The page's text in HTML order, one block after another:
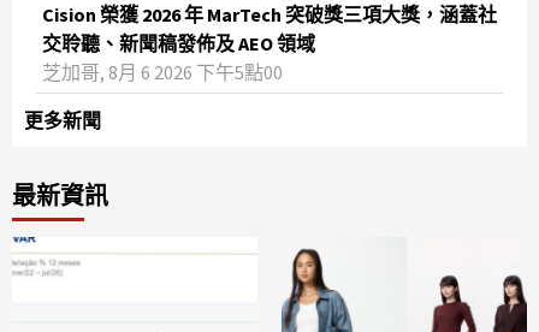
Cision 榮獲 2026 年 MarTech 突破獎三項大獎，涵蓋社
交聆聽、新聞稿發佈及 AEO 領域
芝加哥, 8月 6 2026 下午5點00
更多新聞
最新資訊